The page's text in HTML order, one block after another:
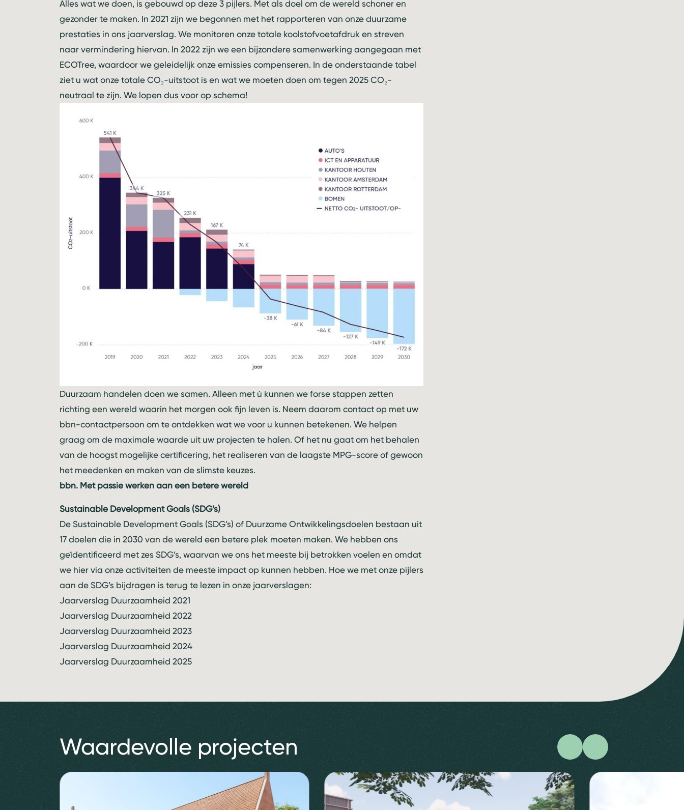
Alles wat we doen, is gebouwd op deze 3 pijlers. Met als doel om de wereld schoner en
gezonder te maken. In 2021 zijn we begonnen met het rapporteren van onze duurzame
prestaties in ons jaarverslag. We monitoren onze totale koolstofvoetafdruk en streven
naar vermindering hiervan. In 2022 zijn we een bijzondere samenwerking aangegaan met
ECOTree, waardoor we geleidelijk onze emissies compenseren. In de onderstaande tabel
ziet u wat onze totale CO₂-uitstoot is en wat we moeten doen om tegen 2025 CO₂-
neutraal te zijn. We lopen dus voor op schema!
Duurzaam handelen doen we samen. Alleen met ú kunnen we forse stappen zetten
richting een wereld waarin het morgen ook fijn leven is. Neem daarom contact op met uw
bbn-contactpersoon om te ontdekken wat we voor u kunnen betekenen. We helpen
graag om de maximale waarde uit uw projecten te halen. Of het nu gaat om het behalen
van de hoogst mogelijke certificering, het realiseren van de laagste MPG-score of gewoon
het meedenken en maken van de slimste keuzes.
bbn. Met passie werken aan een betere wereld
Sustainable Development Goals (SDG’s)
De Sustainable Development Goals (SDG’s) of Duurzame Ontwikkelingsdoelen bestaan uit
17 doelen die in 2030 van de wereld een betere plek moeten maken. We hebben ons
geïdentificeerd met zes SDG’s, waarvan we ons het meeste bij betrokken voelen en omdat
we hier via onze activiteiten de meeste impact op kunnen hebben. Hoe we met onze pijlers
aan de SDG’s bijdragen is terug te lezen in onze jaarverslagen:
Jaarverslag Duurzaamheid 2021
Jaarverslag Duurzaamheid 2022
Jaarverslag Duurzaamheid 2023
Jaarverslag Duurzaamheid 2024
Jaarverslag Duurzaamheid 2025
Waardevolle projecten